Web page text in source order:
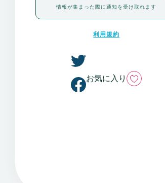
情報が集まった際に通知を受け取れます
利用規約
お気に入り